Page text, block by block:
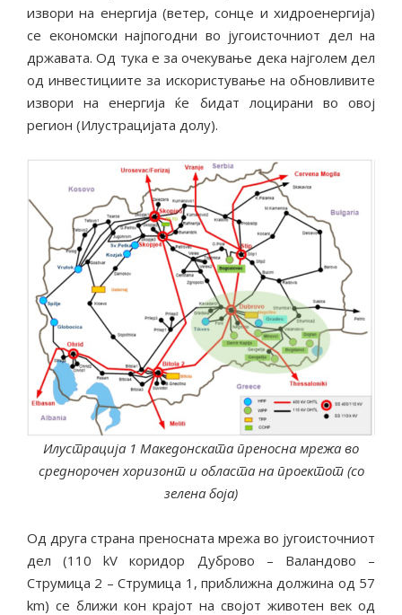
извори на енергија (ветер, сонце и хидроенергија)
се економски најпогодни во југоисточниот дел на
државата. Од тука е за очекување дека најголем дел
од инвестициите за искористување на обновливите
извори на енергија ќе бидат лоцирани во овој
регион (Илустрацијата долу).
Илустрација 1 Македонската преносна мрежа во
среднорочен хоризонт и областа на проектот (со
зелена боја)
Од друга страна преносната мрежа во југоисточниот
дел (110 kV коридор Дуброво – Валандово –
Струмица 2 – Струмица 1, приближна должина од 57
km) се ближи кон крајот на својот животен век од